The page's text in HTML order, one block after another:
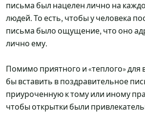
письма был нацелен лично на
людей. То есть, чтобы у человека
письма было ощущение, что оно
лично ему.
Помимо приятного и «теплого» для
бы вставить в поздравительное
приуроченную к тому или иному
чтобы открытки были